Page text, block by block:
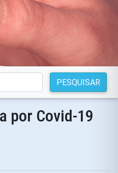
PESQUISAR
por Covid-19